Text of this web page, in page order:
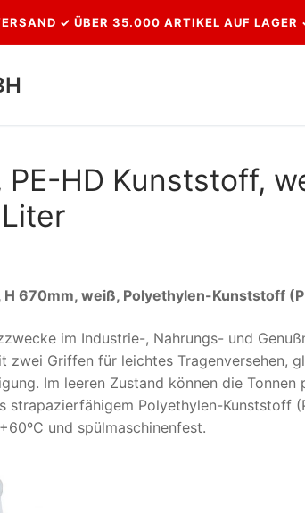
✓ ÜBER 35.000 ARTIKEL AUF LAGER
HD Kunststoff,
670mm, weiß, Polyethylen-Kunststoff
im Industrie-, Nahrungs- und
zwei Griffen für leichtes Tragenversehen,
Im leeren Zustand können die Tonnen
strapazierfähigem Polyethylen-Kunststoff
und spülmaschinenfest.